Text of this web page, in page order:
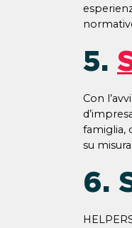
5.
Con
famiglia,
su
6.